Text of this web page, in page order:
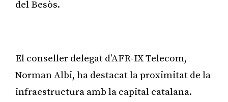
del Besòs.
El conseller delegat d’AFR-IX Telecom,
Norman Albi, ha destacat la proximitat de la
infraestructura amb la capital catalana.